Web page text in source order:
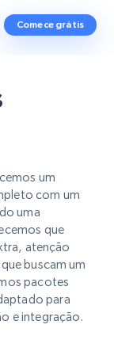
Comece grátis
um
com um
uma
que
atenção
buscam um
pacotes
para
e integração.